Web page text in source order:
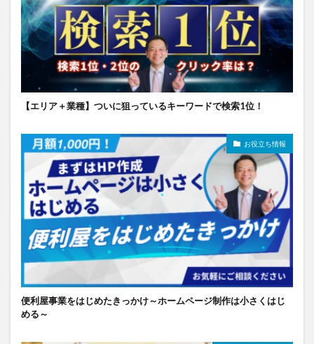
【エリア＋業種】ついに狙っているキーワードで検索1位！
お役立ち情報
便利屋事業をはじめたきっかけ～ホームページ制作は小さくはじ
める～